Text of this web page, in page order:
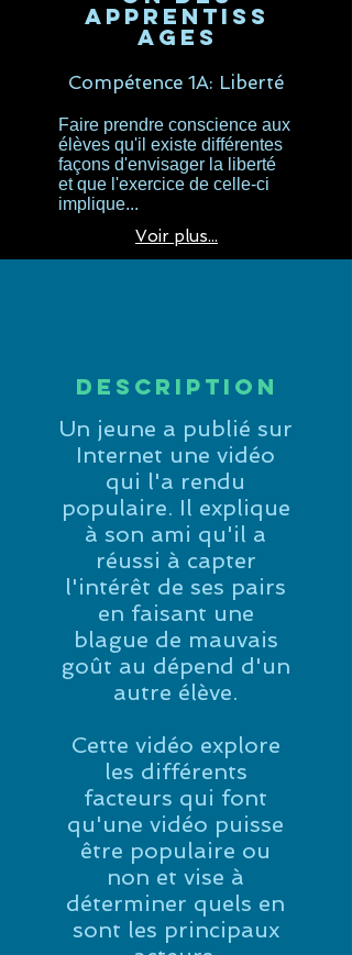
apprentiss
ages
Compétence 1A: Liberté
Faire prendre conscience aux
élèves qu'il existe différentes
façons d'envisager la liberté
et que l'exercice de celle-ci
implique...
Voir plus...
Description
Un jeune a publié sur
Internet une vidéo
qui l'a rendu
populaire. Il explique
à son ami qu'il a
réussi à capter
l'intérêt de ses pairs
en faisant une
blague de mauvais
goût au dépend d'un
autre élève.
Cette vidéo explore
les différents
facteurs qui font
qu'une vidéo puisse
être populaire ou
non et vise à
déterminer quels en
sont les principaux